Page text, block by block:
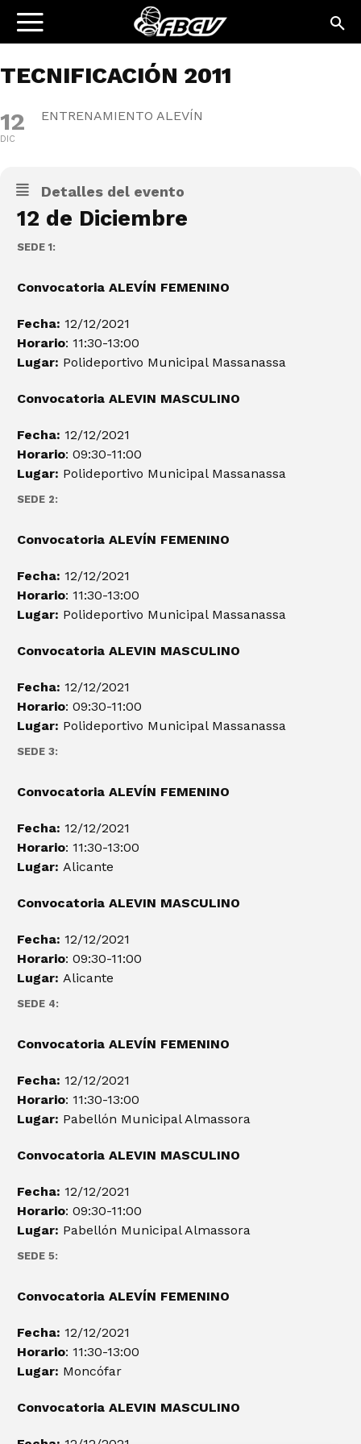
TECNIFICACIÓN 2011
12
DIC
ENTRENAMIENTO ALEVÍN
Detalles del evento
12 de Diciembre
SEDE 1:
Convocatoria ALEVÍN FEMENINO
Fecha: 12/12/2021
Horario: 11:30-13:00
Lugar: Polideportivo Municipal Massanassa
Convocatoria ALEVIN MASCULINO
Fecha: 12/12/2021
Horario: 09:30-11:00
Lugar: Polideportivo Municipal Massanassa
SEDE 2:
Convocatoria ALEVÍN FEMENINO
Fecha: 12/12/2021
Horario: 11:30-13:00
Lugar: Polideportivo Municipal Massanassa
Convocatoria ALEVIN MASCULINO
Fecha: 12/12/2021
Horario: 09:30-11:00
Lugar: Polideportivo Municipal Massanassa
SEDE 3:
Convocatoria ALEVÍN FEMENINO
Fecha: 12/12/2021
Horario: 11:30-13:00
Lugar: Alicante
Convocatoria ALEVIN MASCULINO
Fecha: 12/12/2021
Horario: 09:30-11:00
Lugar: Alicante
SEDE 4:
Convocatoria ALEVÍN FEMENINO
Fecha: 12/12/2021
Horario: 11:30-13:00
Lugar: Pabellón Municipal Almassora
Convocatoria ALEVIN MASCULINO
Fecha: 12/12/2021
Horario: 09:30-11:00
Lugar: Pabellón Municipal Almassora
SEDE 5:
Convocatoria ALEVÍN FEMENINO
Fecha: 12/12/2021
Horario: 11:30-13:00
Lugar: Moncófar
Convocatoria ALEVIN MASCULINO